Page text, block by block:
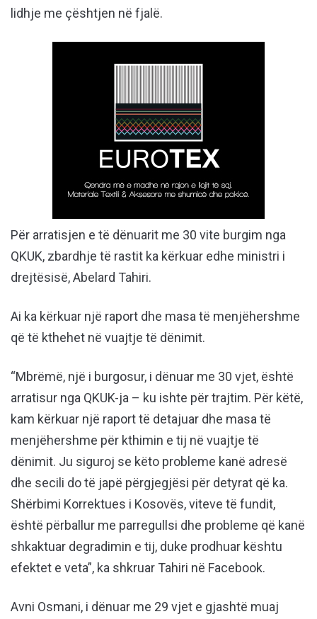
lidhje me çështjen në fjalë.
Për arratisjen e të dënuarit me 30 vite burgim nga
QKUK, zbardhje të rastit ka kërkuar edhe ministri i
drejtësisë, Abelard Tahiri.
Ai ka kërkuar një raport dhe masa të menjëhershme
që të kthehet në vuajtje të dënimit.
“Mbrëmë, një i burgosur, i dënuar me 30 vjet, është
arratisur nga QKUK-ja – ku ishte për trajtim. Për këtë,
kam kërkuar një raport të detajuar dhe masa të
menjëhershme për kthimin e tij në vuajtje të
dënimit. Ju siguroj se këto probleme kanë adresë
dhe secili do të japë përgjegjësi për detyrat që ka.
Shërbimi Korrektues i Kosovës, viteve të fundit,
është përballur me parregullsi dhe probleme që kanë
shkaktuar degradimin e tij, duke prodhuar kështu
efektet e veta”, ka shkruar Tahiri në Facebook.
Avni Osmani, i dënuar me 29 vjet e gjashtë muaj